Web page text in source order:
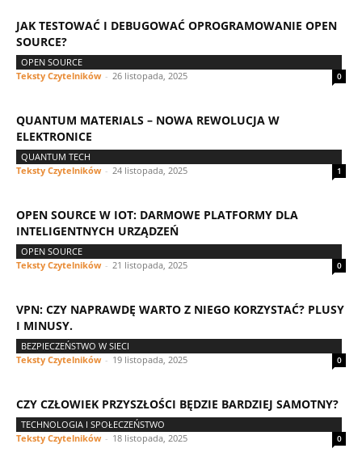
JAK TESTOWAĆ I DEBUGOWAĆ OPROGRAMOWANIE OPEN
SOURCE?
OPEN SOURCE
Teksty Czytelników - 26 listopada, 2025 0
QUANTUM MATERIALS – NOWA REWOLUCJA W
ELEKTRONICE
QUANTUM TECH
Teksty Czytelników - 24 listopada, 2025 1
OPEN SOURCE W IOT: DARMOWE PLATFORMY DLA
INTELIGENTNYCH URZĄDZEŃ
OPEN SOURCE
Teksty Czytelników - 21 listopada, 2025 0
VPN: CZY NAPRAWDĘ WARTO Z NIEGO KORZYSTAĆ? PLUSY
I MINUSY.
BEZPIECZEŃSTWO W SIECI
Teksty Czytelników - 19 listopada, 2025 0
CZY CZŁOWIEK PRZYSZŁOŚCI BĘDZIE BARDZIEJ SAMOTNY?
TECHNOLOGIA I SPOŁECZEŃSTWO
Teksty Czytelników - 18 listopada, 2025 0